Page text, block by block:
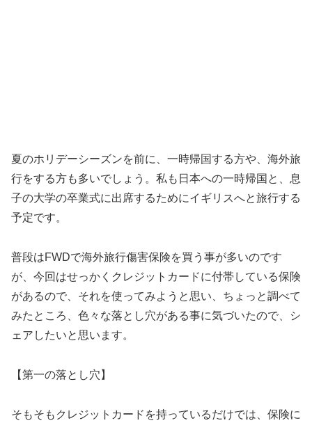
夏のホリデーシーズンを前に、一時帰国する方や、海外旅
行をする方も多いでしょう。私も日本への一時帰国と、息
子の大学の卒業式に出席するためにイギリスへと旅行する
予定です。
普段はFWDで海外旅行傷害保険を買う事が多いのです
が、今回はせっかくクレジットカードに付帯している保険
があるので、それを使ってみようと思い、ちょっと調べて
みたところ、色々な落とし穴がある事に気づいたので、シ
ェアしたいと思います。
【第一の落とし穴】
そもそもクレジットカードを持っているだけでは、保険に